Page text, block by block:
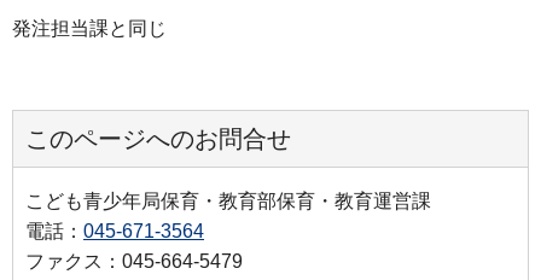
発注担当課と同じ
このページへのお問合せ
こども青少年局保育・教育部保育・教育運営課
電話： 045-671-3564
ファクス：045-664-5479